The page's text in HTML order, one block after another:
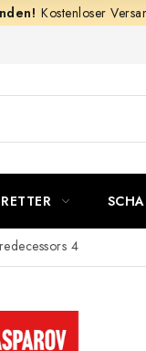
Kostenloser
4